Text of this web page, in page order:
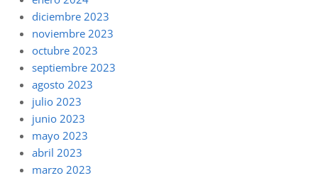
diciembre 2023
noviembre 2023
octubre 2023
septiembre 2023
agosto 2023
julio 2023
junio 2023
mayo 2023
abril 2023
marzo 2023